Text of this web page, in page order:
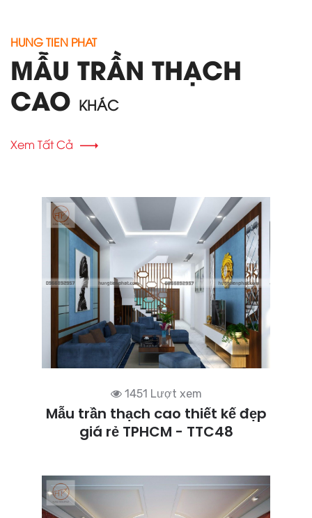
HUNG TIEN PHAT
MẪU TRẦN THẠCH
CAO KHÁC
Xem Tất Cả
1451 Lượt xem
Mẫu trần thạch cao thiết kế đẹp
giá rẻ TPHCM - TTC48